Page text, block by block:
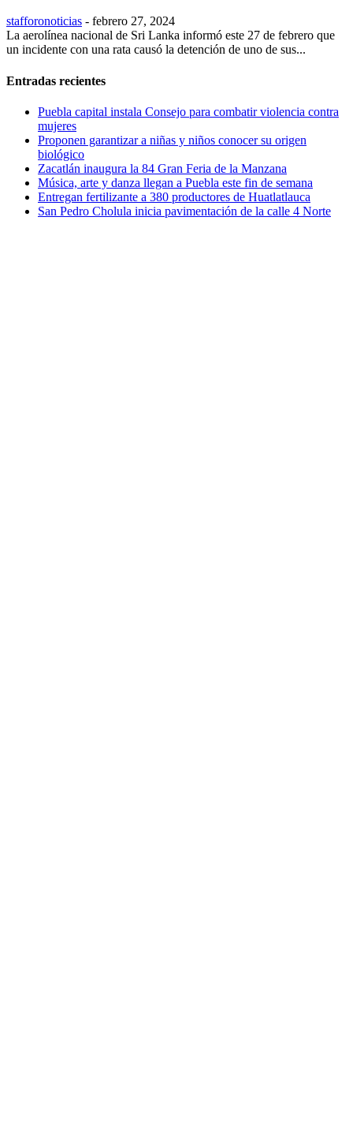
stafforonoticias - febrero 27, 2024
La aerolínea nacional de Sri Lanka informó este 27 de febrero que
un incidente con una rata causó la detención de uno de sus...
Entradas recientes
Puebla capital instala Consejo para combatir violencia contra
mujeres
Proponen garantizar a niñas y niños conocer su origen
biológico
Zacatlán inaugura la 84 Gran Feria de la Manzana
Música, arte y danza llegan a Puebla este fin de semana
Entregan fertilizante a 380 productores de Huatlatlauca
San Pedro Cholula inicia pavimentación de la calle 4 Norte